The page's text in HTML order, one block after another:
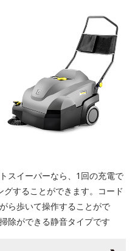
スイーパーなら、1回の充電で
することができます。コード
ら歩いて操作することがで
除ができる静音タイプです